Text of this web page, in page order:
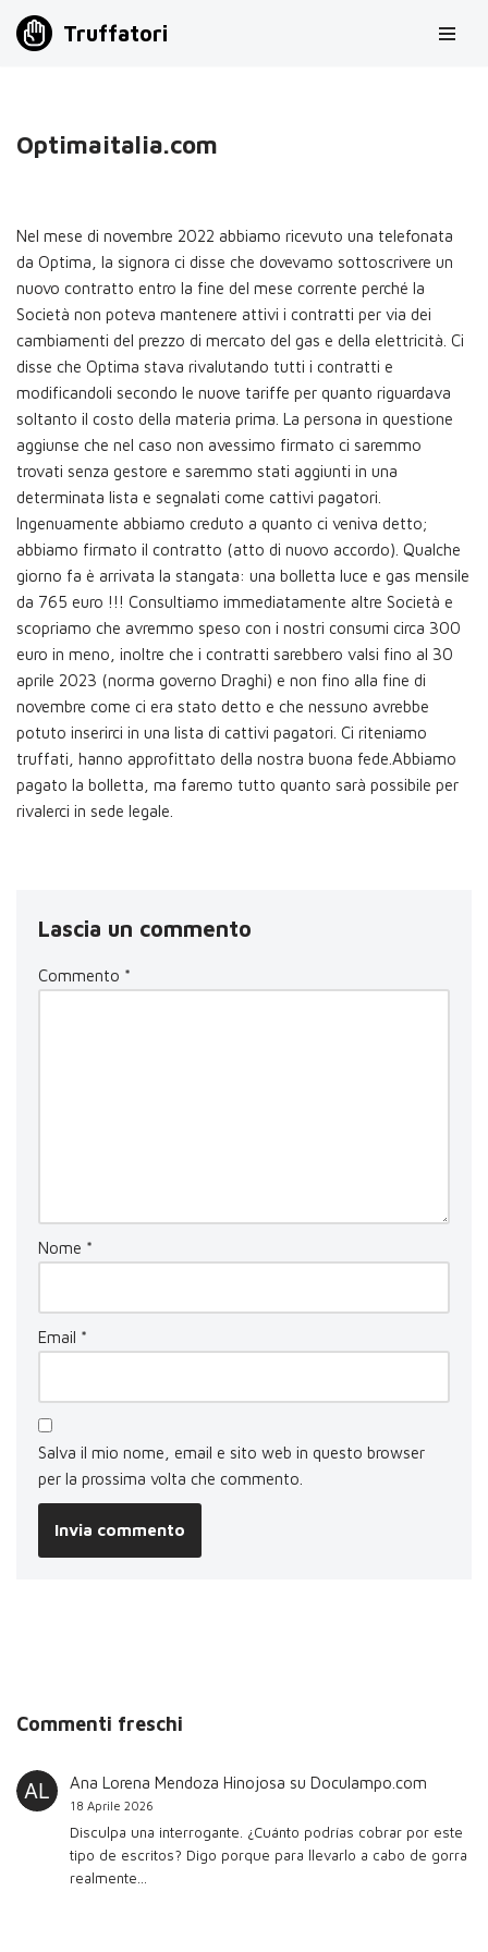
Truffatori
Optimaitalia.com
Nel mese di novembre 2022 abbiamo ricevuto una telefonata
da Optima, la signora ci disse che dovevamo sottoscrivere un
nuovo contratto entro la fine del mese corrente perché la
Società non poteva mantenere attivi i contratti per via dei
cambiamenti del prezzo di mercato del gas e della elettricità. Ci
disse che Optima stava rivalutando tutti i contratti e
modificandoli secondo le nuove tariffe per quanto riguardava
soltanto il costo della materia prima. La persona in questione
aggiunse che nel caso non avessimo firmato ci saremmo
trovati senza gestore e saremmo stati aggiunti in una
determinata lista e segnalati come cattivi pagatori.
Ingenuamente abbiamo creduto a quanto ci veniva detto;
abbiamo firmato il contratto (atto di nuovo accordo). Qualche
giorno fa è arrivata la stangata: una bolletta luce e gas mensile
da 765 euro !!! Consultiamo immediatamente altre Società e
scopriamo che avremmo speso con i nostri consumi circa 300
euro in meno, inoltre che i contratti sarebbero valsi fino al 30
aprile 2023 (norma governo Draghi) e non fino alla fine di
novembre come ci era stato detto e che nessuno avrebbe
potuto inserirci in una lista di cattivi pagatori. Ci riteniamo
truffati, hanno approfittato della nostra buona fede.Abbiamo
pagato la bolletta, ma faremo tutto quanto sarà possibile per
rivalerci in sede legale.
Lascia un commento
Commento *
Nome *
Email *
Salva il mio nome, email e sito web in questo browser
per la prossima volta che commento.
Commenti freschi
Ana Lorena Mendoza Hinojosa su Doculampo.com
18 Aprile 2026
Disculpa una interrogante. ¿Cuánto podrías cobrar por este
tipo de escritos? Digo porque para llevarlo a cabo de gorra
realmente…